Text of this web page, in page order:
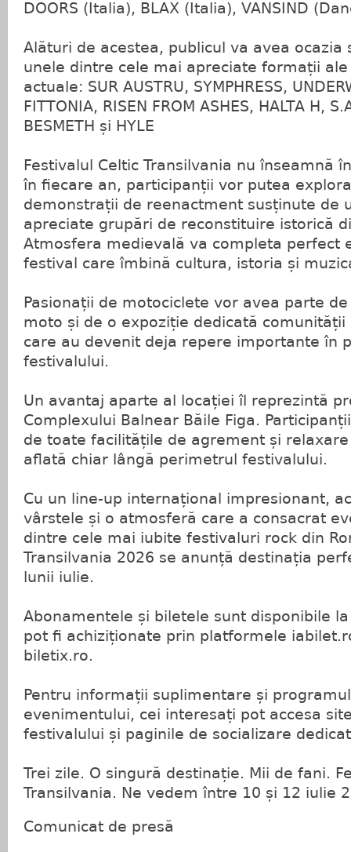
DOORS (Italia), BLAX (Italia), VANSIND
Alături de acestea, publicul va avea ocazia
unele dintre cele mai apreciate formații
actuale: SUR AUSTRU, SYMPHRESS,
FITTONIA, RISEN FROM ASHES, HALTA H,
BESMETH și HYLE
Festivalul Celtic Transilvania nu înseamnă
în fiecare an, participanții vor putea
demonstrații de reenactment susținute de
apreciate grupări de reconstituire istorică
Atmosfera medievală va completa perfect
festival care îmbină cultura, istoria și
Pasionații de motociclete vor avea parte
moto și de o expoziție dedicată
care au devenit deja repere importante în
festivalului.
Un avantaj aparte al locației îl reprezintă
Complexului Balnear Băile Figa.
de toate facilitățile de agrement și
aflată chiar lângă perimetrul festivalului.
Cu un line-up internațional impresionant,
vârstele și o atmosferă care a consacrat
dintre cele mai iubite festivaluri rock din
Transilvania 2026 se anunță destinația
lunii iulie.
Abonamentele și biletele sunt disponibile
pot fi achiziționate prin platformele
biletix.ro.
Pentru informații suplimentare și
evenimentului, cei interesați pot accesa
festivalului și paginile de socializare
Trei zile. O singură destinație. Mii de fani.
Transilvania. Ne vedem între 10 și 12 iulie
Comunicat de presă